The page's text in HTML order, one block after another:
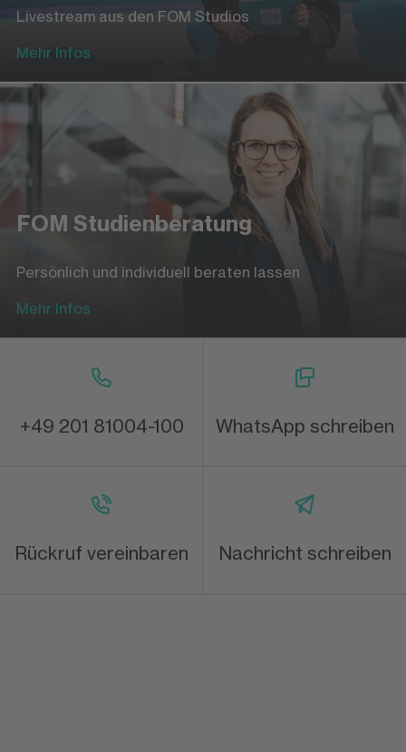
Livestream aus den FOM Studios
Mehr Infos
FOM Studienberatung
Persönlich und individuell beraten lassen
Mehr Infos
+49 201 81004-100 WhatsApp schreiben
Rückruf vereinbaren Nachricht schreiben